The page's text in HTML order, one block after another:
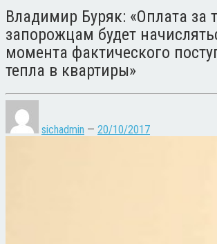
Владимир Буряк: «Оплата за
запорожцам будет
момента фактического
тепла в квартиры»
sichadmin — 20/10/2017